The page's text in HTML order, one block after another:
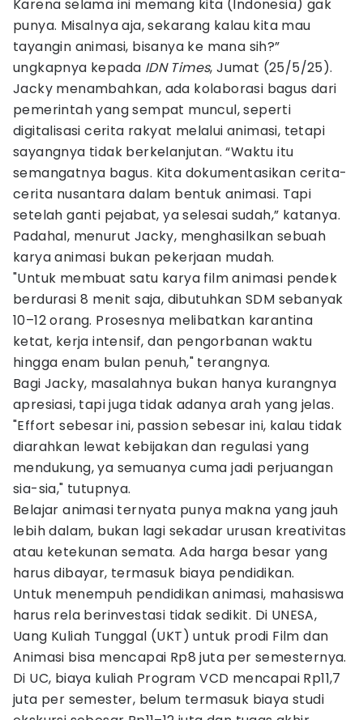
Karena selama ini memang kita (Indonesia) gak
punya. Misalnya aja, sekarang kalau kita mau
tayangin animasi, bisanya ke mana sih?”
ungkapnya kepada IDN Times, Jumat (25/5/25).
Jacky menambahkan, ada kolaborasi bagus dari
pemerintah yang sempat muncul, seperti
digitalisasi cerita rakyat melalui animasi, tetapi
sayangnya tidak berkelanjutan. “Waktu itu
semangatnya bagus. Kita dokumentasikan cerita-
cerita nusantara dalam bentuk animasi. Tapi
setelah ganti pejabat, ya selesai sudah,” katanya.
Padahal, menurut Jacky, menghasilkan sebuah
karya animasi bukan pekerjaan mudah.
"Untuk membuat satu karya film animasi pendek
berdurasi 8 menit saja, dibutuhkan SDM sebanyak
10–12 orang. Prosesnya melibatkan karantina
ketat, kerja intensif, dan pengorbanan waktu
hingga enam bulan penuh," terangnya.
Bagi Jacky, masalahnya bukan hanya kurangnya
apresiasi, tapi juga tidak adanya arah yang jelas.
"Effort sebesar ini, passion sebesar ini, kalau tidak
diarahkan lewat kebijakan dan regulasi yang
mendukung, ya semuanya cuma jadi perjuangan
sia-sia," tutupnya.
Belajar animasi ternyata punya makna yang jauh
lebih dalam, bukan lagi sekadar urusan kreativitas
atau ketekunan semata. Ada harga besar yang
harus dibayar, termasuk biaya pendidikan.
Untuk menempuh pendidikan animasi, mahasiswa
harus rela berinvestasi tidak sedikit. Di UNESA,
Uang Kuliah Tunggal (UKT) untuk prodi Film dan
Animasi bisa mencapai Rp8 juta per semesternya.
Di UC, biaya kuliah Program VCD mencapai Rp11,7
juta per semester, belum termasuk biaya studi